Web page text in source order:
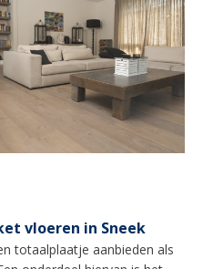
vloeren in Sneek
totaalplaatje aanbieden als